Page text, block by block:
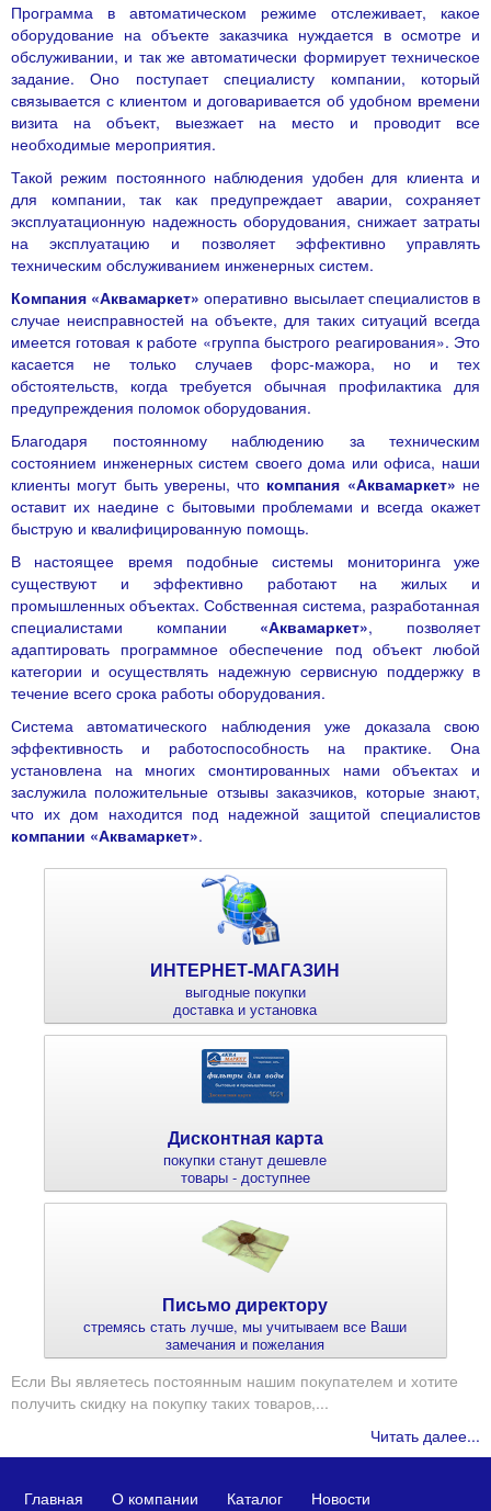
Программа в автоматическом режиме отслеживает, какое
оборудование на объекте заказчика нуждается в осмотре и
обслуживании, и так же автоматически формирует техническое
задание. Оно поступает специалисту компании, который
связывается с клиентом и договаривается об удобном времени
визита на объект, выезжает на место и проводит все
необходимые мероприятия.
Такой режим постоянного наблюдения удобен для клиента и
для компании, так как предупреждает аварии, сохраняет
эксплуатационную надежность оборудования, снижает затраты
на эксплуатацию и позволяет эффективно управлять
техническим обслуживанием инженерных систем.
Компания «Аквамаркет»оперативно высылает специалистов в
случае неисправностей на объекте, для таких ситуаций всегда
имеется готовая к работе «группа быстрого реагирования». Это
касается не только случаев форс-мажора, но и тех
обстоятельств, когда требуется обычная профилактика для
предупреждения поломок оборудования.
Благодаря постоянному наблюдению за техническим
состоянием инженерных систем своего дома или офиса, наши
клиенты могут быть уверены, что компания «Аквамаркет» не
оставит их наедине с бытовыми проблемами и всегда окажет
быструю и квалифицированную помощь.
В настоящее время подобные системы мониторинга уже
существуют и эффективно работают на жилых и
промышленных объектах. Собственная система, разработанная
специалистами компании «Аквамаркет», позволяет
адаптировать программное обеспечение под объект любой
категории и осуществлять надежную сервисную поддержку в
течение всего срока работы оборудования.
Система автоматического наблюдения уже доказала свою
эффективность и работоспособность на практике. Она
установлена на многих смонтированных нами объектах и
заслужила положительные отзывы заказчиков, которые знают,
что их дом находится под надежной защитой специалистов
компании «Аквамаркет».
ИНТЕРНЕТ-МАГАЗИН
выгодные покупки
доставка и установка
Дисконтная карта
покупки станут дешевле
товары - доступнее
Письмо директору
стремясь стать лучше, мы учитываем все Ваши
замечания и пожелания
Если Вы являетесь постоянным нашим покупателем и хотите
получить скидку на покупку таких товаров,...
Читать далее...
Главная О компании Каталог Новости